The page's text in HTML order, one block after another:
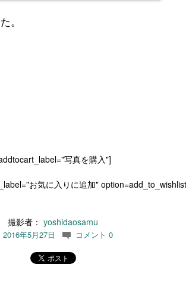
。
写真を購入"]
お気に入りに追加"
撮影者： yoshidaosamu
2016年5月27日 c コメント 0